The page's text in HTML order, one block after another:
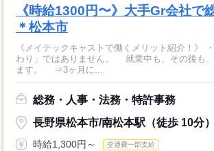
《時給1300円〜》大手Gr会社で
＊松本市
《メイテックキャストで働くメリット紹介！》
わり」ではありません。 就業中も、その後も
ます。 ⇒3ヶ月に...
総務・人事・法務・特許事務
長野県松本市/南松本駅（徒歩 10分）
時給1,300円～ 交通費一部支給